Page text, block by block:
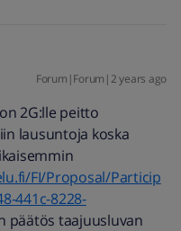
Forum|Forum|2 years ago
2G:lle peitto
lausuntoja koska
FI/Proposal/Particip
441c-8228-
päätös taajuusluvan